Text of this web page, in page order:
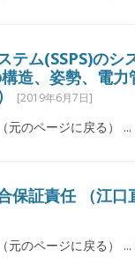
テム(SSPS)のシ
造、姿勢、電
[2019年6月7日]
元のページに戻る） ...
保証責任 （江口
元のページに戻る） ...